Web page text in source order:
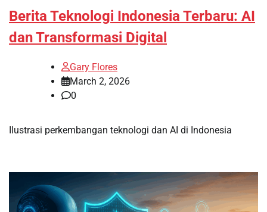
Berita Teknologi Indonesia Terbaru: AI
dan Transformasi Digital
Gary Flores
March 2, 2026
0
Ilustrasi perkembangan teknologi dan AI di Indonesia